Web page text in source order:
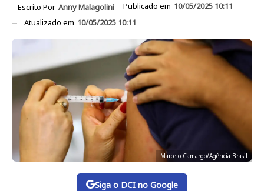
Escrito Por Anny Malagolini Publicado em 10/05/2025 10:11
Atualizado em 10/05/2025 10:11
Marcelo Camargo/Agência Brasil
Siga o DCI no Google